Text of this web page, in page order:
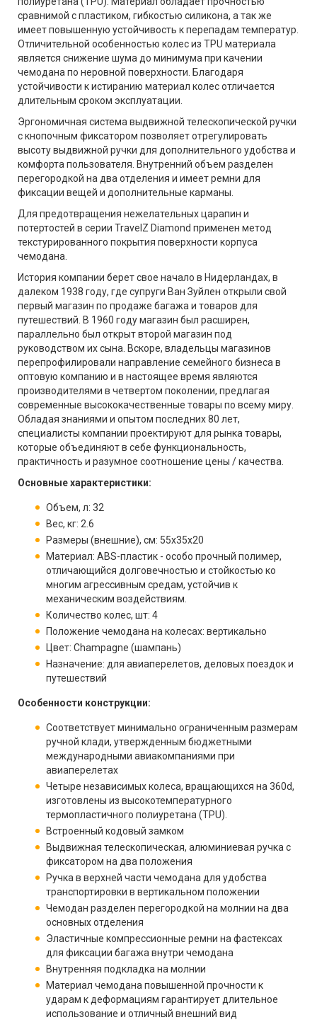
сравнимой с пластиком, гибкостью силикона, а так же
имеет повышенную устойчивость к перепадам температур.
Отличительной особенностью колес из TPU материала
является снижение шума до минимума при качении
чемодана по неровной поверхности. Благодаря
устойчивости к истиранию материал колес отличается
длительным сроком эксплуатации.
Эргономичная система выдвижной телескопической ручки
с кнопочным фиксатором позволяет отрегулировать
высоту выдвижной ручки для дополнительного удобства и
комфорта пользователя. Внутренний объем разделен
перегородкой на два отделения и имеет ремни для
фиксации вещей и дополнительные карманы.
Для предотвращения нежелательных царапин и
потертостей в серии TravelZ Diamond применен метод
текстурированного покрытия поверхности корпуса
чемодана.
История компании берет свое начало в Нидерландах, в
далеком 1938 году, где супруги Ван Зуйлен открыли свой
первый магазин по продаже багажа и товаров для
путешествий. В 1960 году магазин был расширен,
параллельно был открыт второй магазин под
руководством их сына. Вскоре, владельцы магазинов
перепрофилировали направление семейного бизнеса в
оптовую компанию и в настоящее время являются
производителями в четвертом поколении, предлагая
современные высококачественные товары по всему миру.
Обладая знаниями и опытом последних 80 лет,
специалисты компании проектируют для рынка товары,
которые объединяют в себе функциональность,
практичность и разумное соотношение цены / качества.
Основные характеристики:
Объем, л: 32
Вес, кг: 2.6
Размеры (внешние), см: 55x35x20
Материал: ABS-пластик - особо прочный полимер,
отличающийся долговечностью и стойкостью ко
многим агрессивным средам, устойчив к
механическим воздействиям.
Количество колес, шт: 4
Положение чемодана на колесах: вертикально
Цвет: Champagne (шампань)
Назначение: для авиаперелетов, деловых поездок и
путешествий
Особенности конструкции:
Соответствует минимально ограниченным размерам
ручной клади, утвержденным бюджетными
международными авиакомпаниями при
авиаперелетах
Четыре независимых колеса, вращающихся на 360d,
изготовлены из высокотемпературного
термопластичного полиуретана (TPU).
Встроенный кодовый замком
Выдвижная телескопическая, алюминиевая ручка с
фиксатором на два положения
Ручка в верхней части чемодана для удобства
транспортировки в вертикальном положении
Чемодан разделен перегородкой на молнии на два
основных отделения
Эластичные компрессионные ремни на фастексах
для фиксации багажа внутри чемодана
Внутренняя подкладка на молнии
Материал чемодана повышенной прочности к
ударам к деформациям гарантирует длительное
использование и отличный внешний вид